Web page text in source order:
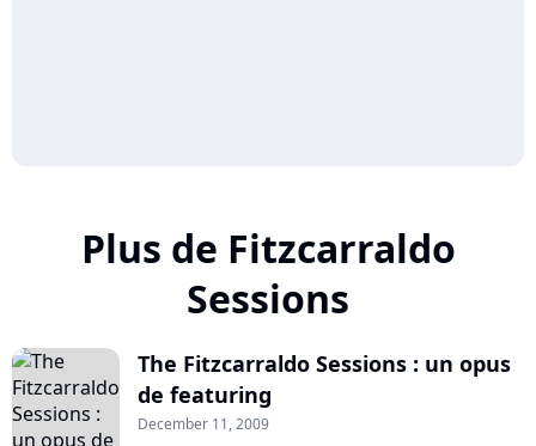
Plus de Fitzcarraldo
Sessions
The Fitzcarraldo Sessions : un opus
de featuring
December 11, 2009